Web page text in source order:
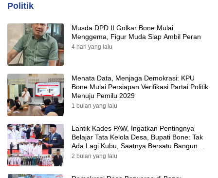
Politik
Musda DPD II Golkar Bone Mulai
Menggema, Figur Muda Siap Ambil Peran
4 hari yang lalu
Menata Data, Menjaga Demokrasi: KPU
Bone Mulai Persiapan Verifikasi Partai Politik
Menuju Pemilu 2029
1 bulan yang lalu
Lantik Kades PAW, Ingatkan Pentingnya
Belajar Tata Kelola Desa, Bupati Bone: Tak
Ada Lagi Kubu, Saatnya Bersatu Bangun
Desa
2 bulan yang lalu